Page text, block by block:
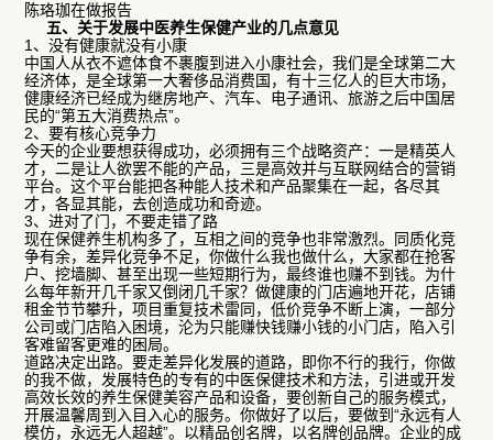
陈珞珈在做报告
五、关于发展中医养生保健产业的几点意见
1、没有健康就没有小康
中国人从衣不遮体食不裹腹到进入小康社会，我们是全球第二大
经济体，是全球第一大奢侈品消费国，有十三亿人的巨大市场，
健康经济已经成为继房地产、汽车、电子通讯、旅游之后中国居
民的“第五大消费热点”。
2、要有核心竞争力
今天的企业要想获得成功，必须拥有三个战略资产：一是精英人
才，二是让人欲罢不能的产品，三是高效并与互联网结合的营销
平台。这个平台能把各种能人技术和产品聚集在一起，各尽其
才，各显其能，去创造成功和奇迹。
3、进对了门，不要走错了路
现在保健养生机构多了，互相之间的竞争也非常激烈。同质化竞
争有余，差异化竞争不足，你做什么我也做什么，大家都在抢客
户、挖墙脚、甚至出现一些短期行为，最终谁也赚不到钱。为什
么每年新开几千家又倒闭几千家？做健康的门店遍地开花，店铺
租金节节攀升，项目重复技术雷同，低价竞争不断上演，一部分
公司或门店陷入困境，沦为只能赚快钱赚小钱的小门店，陷入引
客难留客更难的困局。
道路决定出路。要走差异化发展的道路，即你不行的我行，你做
的我不做，发展特色的专有的中医保健技术和方法，引进或开发
高效长效的养生保健美容产品和设备，要创新自己的服务模式，
开展温馨周到入目入心的服务。你做好了以后，要做到“永远有人
模仿，永远无人超越”。以精品创名牌，以名牌创品牌。企业的成